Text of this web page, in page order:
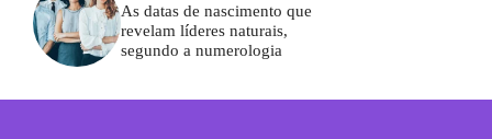
As datas de nascimento que
revelam líderes naturais,
segundo a numerologia